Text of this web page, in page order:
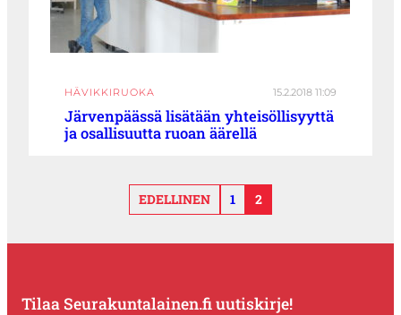
HÄVIKKIRUOKA 15.2.2018 11:09
Järvenpäässä lisätään yhteisöllisyyttä
ja osallisuutta ruoan äärellä
EDELLINEN 1 2
Tilaa Seurakuntalainen.fi uutiskirje!